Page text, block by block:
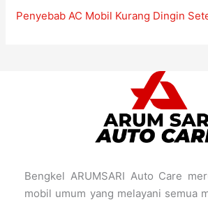
Penyebab AC Mobil Kurang Dingin
Bengkel ARUMSARI Auto Care
mobil umum yang melayani semua